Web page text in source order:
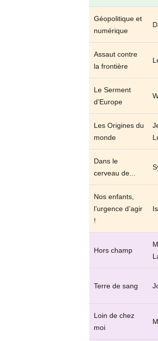
Géopolitique et
numérique
Assaut contre
la frontière
Le Serment
d’Europe
Les Origines du
monde
Dans le
cerveau de...
Nos enfants,
l’urgence d’agir
!
Hors champ
Terre de sang
Loin de chez
moi